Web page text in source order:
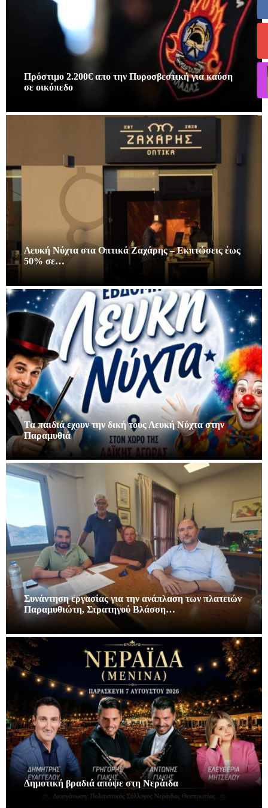
Πρόστιμο 2.200€ απο την Πυροσβεστική για καύση
σε οικόπεδο
Λευκή Νύχτα στα Οπτικά Ζαχάρης – Εκπτώσεις έως
50% σε…
Τα παιδιά εχουν την δική τους Λευκή Νύχτα στην
Παραμυθιά
Συνάντηση εργασίας για την ανάπλαση των πλατειών
Παραμυθιώτη, Στρατηγού Βλάσση…
Δημοτική βραδιά απόψε στη Νεράιδα